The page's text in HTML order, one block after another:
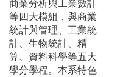
商業分析與工業數計
等四大模組，與商業
統計與管理、工業統
計、生物統計、精
算、資料科學等五大
學分學程。本系特色